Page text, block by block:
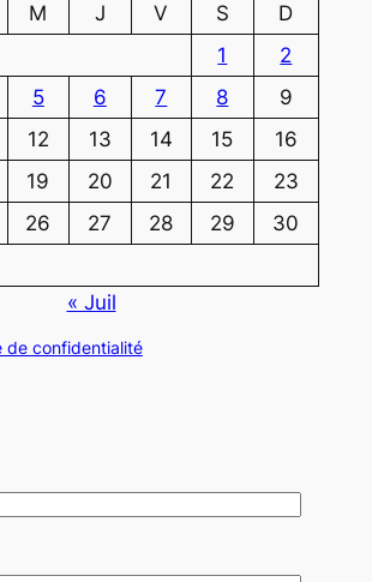
M J V S
D
1
2
5 6 7 8
9
12 13 14 15
16
19 20 21 22
23
26 27 28 29
30
« Juil
de confidentialité